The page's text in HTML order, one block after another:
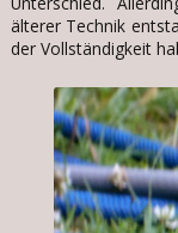
älterer Technik
der Vollständigkeit